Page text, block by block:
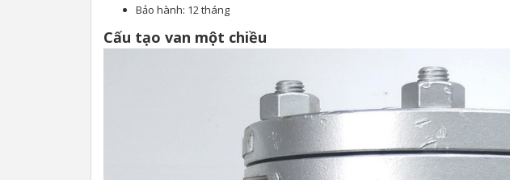
Bảo hành: 12 tháng
Cấu tạo van một chiều